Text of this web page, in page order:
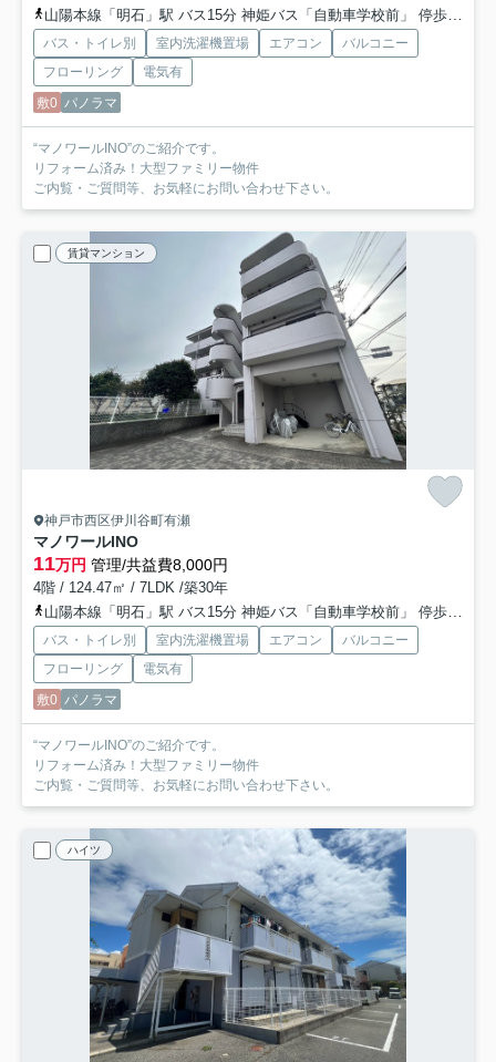
山陽本線「明石」駅 バス15分 神姫バス「自動車学校前」 停歩2分
バス・トイレ別 室内洗濯機置場 エアコン
バルコニー
フローリング
電気有
敷0 パノラマ
“マノワールINO”のご紹介です。
リフォーム済み！大型ファミリー物件
ご内覧・ご質問等、お気軽にお問い合わせ下さい。
賃貸マンション
神戸市西区伊川谷町有瀬
マノワールINO
11万円 管理/共益費8,000円
4階 / 124.47㎡ / 7LDK /築30年
山陽本線「明石」駅 バス15分 神姫バス「自動車学校前」 停歩2分
バス・トイレ別 室内洗濯機置場 エアコン
バルコニー
フローリング
電気有
敷0 パノラマ
“マノワールINO”のご紹介です。
リフォーム済み！大型ファミリー物件
ご内覧・ご質問等、お気軽にお問い合わせ下さい。
ハイツ